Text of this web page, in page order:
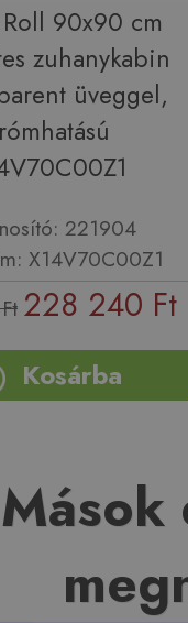
Roll 90x90 cm
zuhanykabin
üveggel,
221904
X14V70C00Z1
228 240 Ft
Kosárba
Mások